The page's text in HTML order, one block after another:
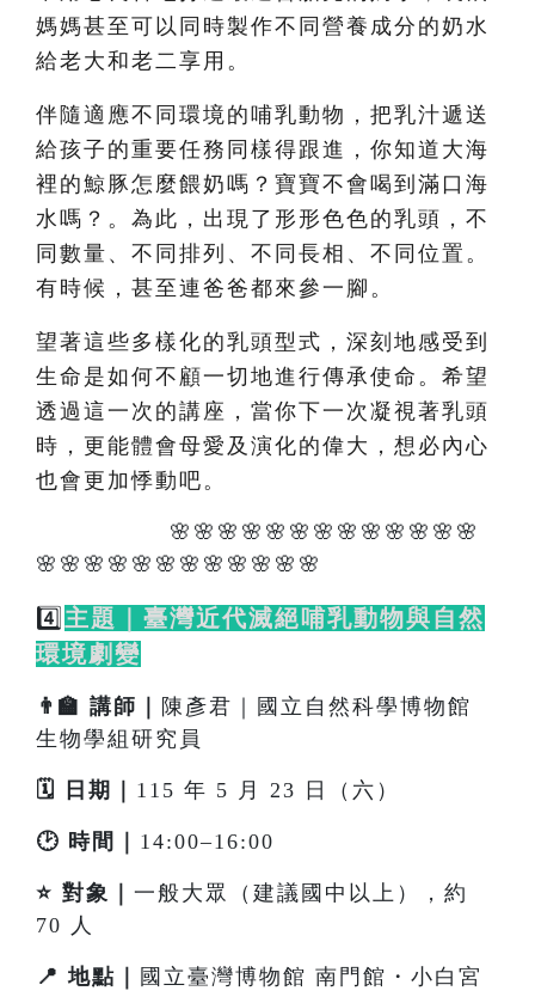
媽媽甚至可以同時製作不同營養成分的奶水
給老大和老二享用。
伴隨適應不同環境的哺乳動物，把乳汁遞送
給孩子的重要任務同樣得跟進，你知道大海
裡的鯨豚怎麼餵奶嗎？寶寶不會喝到滿口海
水嗎？。為此，出現了形形色色的乳頭，不
同數量、不同排列、不同長相、不同位置。
有時候，甚至連爸爸都來參一腳。
望著這些多樣化的乳頭型式，深刻地感受到
生命是如何不顧一切地進行傳承使命。希望
透過這一次的講座，當你下一次凝視著乳頭
時，更能體會母愛及演化的偉大，想必內心
也會更加悸動吧。
🌸🌸🌸🌸🌸🌸🌸🌸🌸🌸🌸🌸🌸
🌸🌸🌸🌸🌸🌸🌸🌸🌸🌸🌸🌸
4️⃣ 主題｜臺灣近代滅絕哺乳動物與自然
環境劇變
👨‍🏫 講師｜ 陳彥君｜國立自然科學博物館
生物學組研究員
🗓️ 日期｜ 115 年 5 月 23 日（六）
🕑 時間｜ 14:00–16:00
⭐ 對象｜ 一般大眾（建議國中以上），約
70 人
📍 地點｜ 國立臺灣博物館 南門館・小白宮